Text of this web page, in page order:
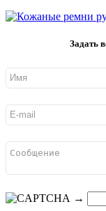
Задать
→